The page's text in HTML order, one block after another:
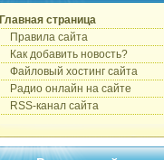
Главная страница
Правила сайта
Как добавить новость?
Файловый хостинг сайта
Радио онлайн на сайте
RSS-канал сайта